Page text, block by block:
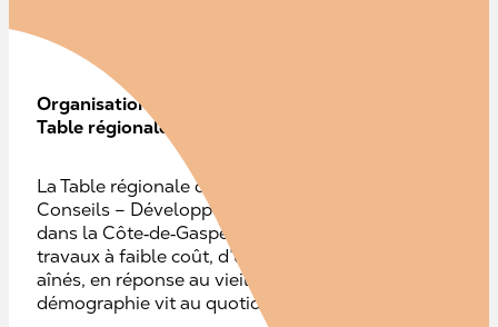
Étude de faisabilité
Organisation:
Table régionale de concertation des aînés GIM
La Table régionale de concertation des aînés
Conseils – Développement des régions pour réaliser
dans la Côte‑de‑Gaspé. Cette démarche visait à
travaux à faible coût, d’une ébénisterie
aînés, en réponse au vieillissement rapide de la
démographie vit au quotidien.